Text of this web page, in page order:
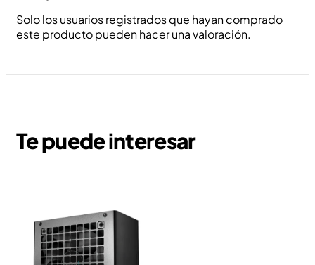
Solo los usuarios registrados que hayan comprado
este producto pueden hacer una valoración.
Te puede interesar